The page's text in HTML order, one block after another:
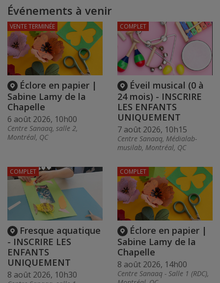
Événements à venir
Éclore en papier |
Sabine Lamy de la
Chapelle
6 août 2026, 10h00
Centre Sanaaq, salle 2,
Montréal, QC
VENTE TERMINÉE
Éveil musical (0 à
24 mois) - INSCRIRE
LES ENFANTS
UNIQUEMENT
7 août 2026, 10h15
Centre Sanaaq, Médialab-
musilab, Montréal, QC
COMPLET
Fresque aquatique
- INSCRIRE LES
ENFANTS
UNIQUEMENT
8 août 2026, 10h30
COMPLET
Éclore en papier |
Sabine Lamy de la
Chapelle
8 août 2026, 14h00
Centre Sanaaq - Salle 1 (RDC),
COMPLET